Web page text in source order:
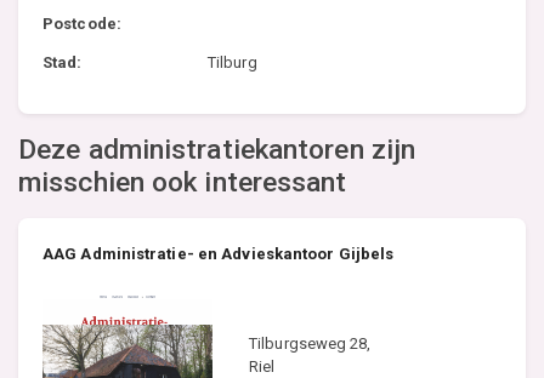
Postcode:
Stad: Tilburg
Deze administratiekantoren zijn
misschien ook interessant
AAG Administratie- en Advieskantoor Gijbels
Tilburgseweg 28,
Riel